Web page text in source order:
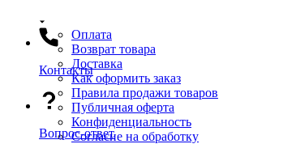
Оплата
Возврат товара
Доставка
Как оформить заказ
Правила продажи товаров
Публичная оферта
Конфиденциальность
Согласие на обработку
Контакты
Вопрос-ответ